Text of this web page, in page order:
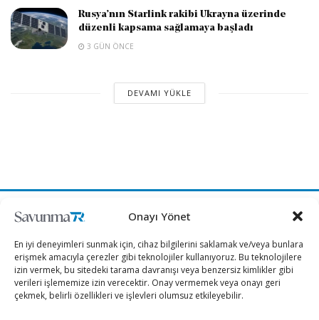
Onayı Yönet
En iyi deneyimleri sunmak için, cihaz bilgilerini saklamak ve/veya bunlara
erişmek amacıyla çerezler gibi teknolojiler kullanıyoruz. Bu teknolojilere
izin vermek, bu sitedeki tarama davranışı veya benzersiz kimlikler gibi
verileri işlememize izin verecektir. Onay vermemek veya onayı geri
çekmek, belirli özellikleri ve işlevleri olumsuz etkileyebilir.
Rusya’nın Starlink rakibi Ukrayna üzerinde
düzenli kapsama sağlamaya başladı
3 GÜN ÖNCE
DEVAMI YÜKLE
+90 530 308 17 96